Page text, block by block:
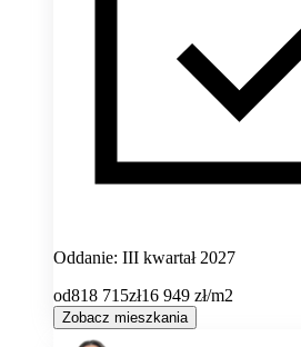
Oddanie: III kwartał 2027
od818 715zł16 949 zł/m2
Zobacz mieszkania